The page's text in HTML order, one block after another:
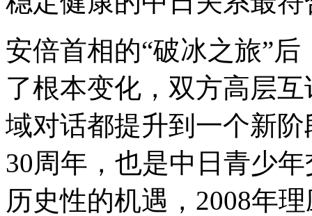
安倍首相的“破冰之旅”
了根本变化，双方高层
域对话都提升到一个新
30周年，也是中日青少
历史性的机遇，2008年